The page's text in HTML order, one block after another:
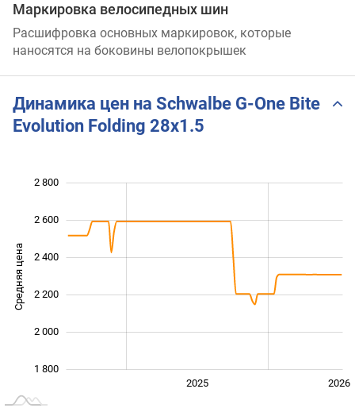
Маркировка велосипедных шин
Расшифровка основных маркировок, которые
наносятся на боковины велопокрышек
Динамика цен на Schwalbe G-One Bite
Evolution Folding 28x1.5
Средняя цена
1 800
2 000
2 200
2 400
2 800
2 600
2025 2026